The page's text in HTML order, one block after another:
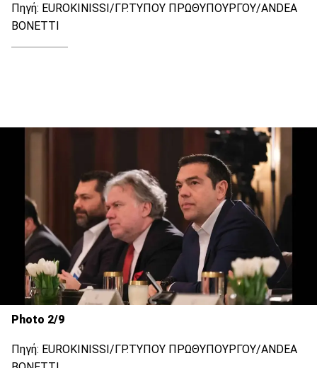
Πηγή: EUROKINISSI/ΓΡ.ΤΥΠΟΥ ΠΡΩΘΥΠΟΥΡΓΟΥ/ANDEA
BONETTΙ
Photo 2/9
Πηγή: EUROKINISSI/ΓΡ.ΤΥΠΟΥ ΠΡΩΘΥΠΟΥΡΓΟΥ/ANDEA